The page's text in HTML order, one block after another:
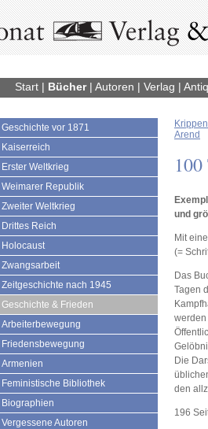
Start| Bücher| Autoren | Verlag |
Geschichte vor 1871
Kaiserreich
Erster Weltkrieg
Weimarer Republik
Zweiter Weltkrieg
Drittes Reich
Holocaust
Zwangsarbeit
Zeitgeschichte nach 1945
Geschichte & Frieden
Arbeiterbewegung
Friedensbewegung
Armenien
Feministische Bibliothek
Biographien
Vergessene Autoren
Arend
und
Mit
(=
Das
Tagen
werden
Die
den
196